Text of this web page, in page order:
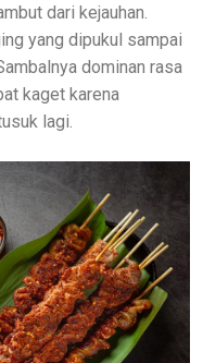
dari kejauhan.
yang dipukul sampai
dominan rasa
kaget karena
lagi.